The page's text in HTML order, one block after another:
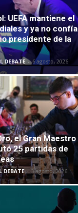
UEFA mantiene el
y ya no confía
presidente de la
DEBATE - 6 agosto, 2026
el Gran Maestro
25 partidas de
DEBATE - 3 agosto, 2026